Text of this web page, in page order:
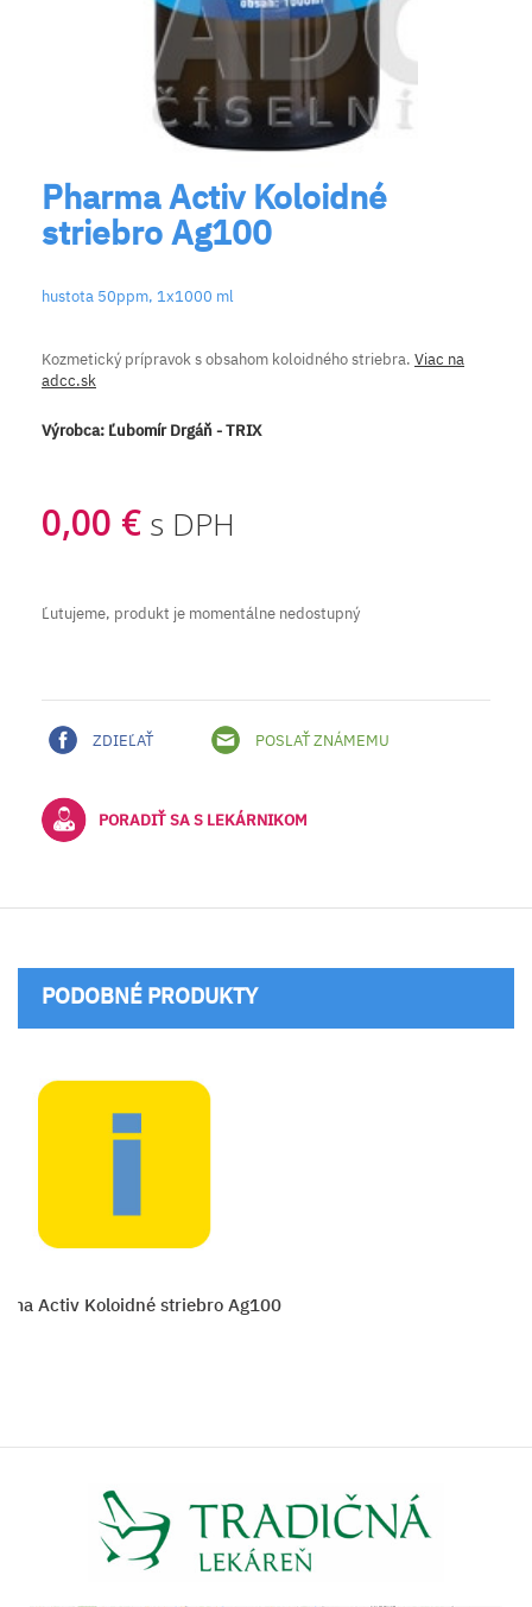
Pharma Activ Koloidné
striebro Ag100
hustota 50ppm, 1x1000 ml
Kozmetický prípravok s obsahom koloidného striebra. Viac na
adcc.sk
Výrobca: Ľubomír Drgáň - TRIX
0,00 € s DPH
Ľutujeme, produkt je momentálne nedostupný
ZDIEĽAŤ POSLAŤ ZNÁMEMU
PORADIŤ SA S LEKÁRNIKOM
PODOBNÉ PRODUKTY
Activ Koloidné striebro Ag100